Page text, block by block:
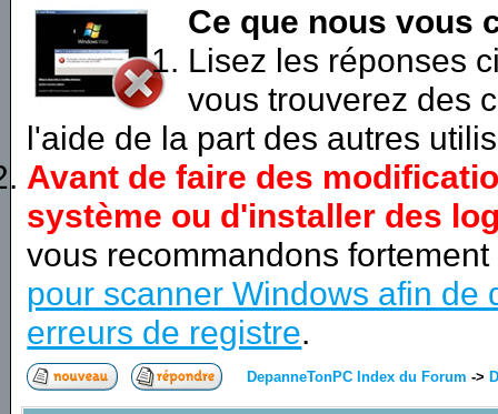
Ce que nous vous
Lisez les réponses
vous trouverez des
l'aide de la part des autres
Avant de faire des
système ou d'installer des
vous recommandons
pour scanner Windows afin de
erreurs de registre.
DepanneTonPC Index du Forum ->